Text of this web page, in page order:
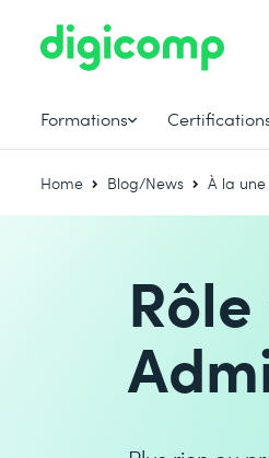
Formations
Home Blog/News À la une